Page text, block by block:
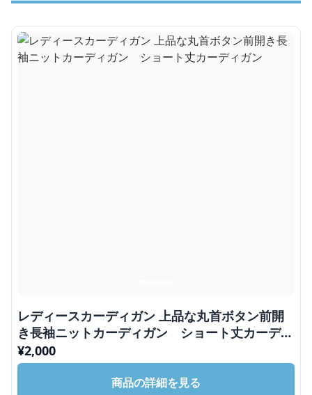
レディースカーディガン 上品な丸首ボタン前開
き長袖ニットカーディガン ショート丈カーディ
ガン
¥2,000
商品の詳細を見る